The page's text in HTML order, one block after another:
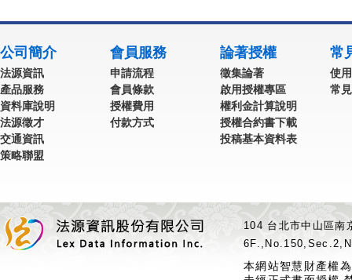
公司簡介
法源資訊
產品服務
資料庫說明
法源徵才
交通資訊
策略聯盟
會員服務
申請流程
會員條款
授權費用
付款方式
論著授權
徵集論著
啟用授權專區
權利金計算說明
授權合約書下載
投稿基本資料表
常
使
常
104 台北市中山區
本網站智慧財產權